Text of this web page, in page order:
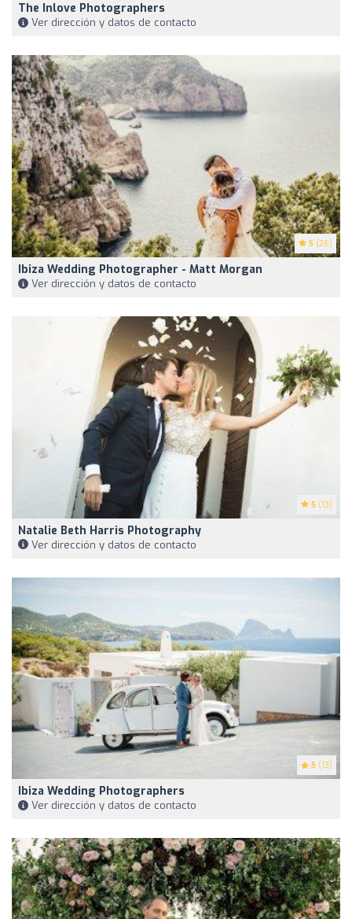
The Inlove Photographers
Ver dirección y datos de contacto
5 (26)
Ibiza Wedding Photographer - Matt Morgan
Ver dirección y datos de contacto
5 (13)
Natalie Beth Harris Photography
Ver dirección y datos de contacto
5 (13)
Ibiza Wedding Photographers
Ver dirección y datos de contacto